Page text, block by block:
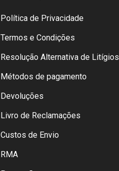
Política de Privacidade
Termos e Condições
Resolução Alternativa de Litígios
Métodos de pagamento
Devoluções
Livro de Reclamações
Custos de Envio
RMA